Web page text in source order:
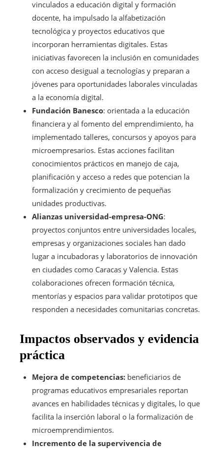
vinculados a educación digital y formación
docente, ha impulsado la alfabetización
tecnológica y proyectos educativos que
incorporan herramientas digitales. Estas
iniciativas favorecen la inclusión en comunidades
con acceso desigual a tecnologías y preparan a
jóvenes para oportunidades laborales vinculadas
a la economía digital.
Fundación Banesco: orientada a la educación
financiera y al fomento del emprendimiento, ha
implementado talleres, concursos y apoyos para
microempresarios. Estas acciones facilitan
conocimientos prácticos en manejo de caja,
planificación y acceso a redes que potencian la
formalización y crecimiento de pequeñas
unidades productivas.
Alianzas universidad-empresa-ONG:
proyectos conjuntos entre universidades locales,
empresas y organizaciones sociales han dado
lugar a incubadoras y laboratorios de innovación
en ciudades como Caracas y Valencia. Estas
colaboraciones ofrecen formación técnica,
mentorías y espacios para validar prototipos que
responden a necesidades comunitarias concretas.
Impactos observados y evidencia
práctica
Mejora de competencias: beneficiarios de
programas educativos empresariales reportan
avances en habilidades técnicas y digitales, lo que
facilita la inserción laboral o la formalización de
microemprendimientos.
Incremento de la supervivencia de